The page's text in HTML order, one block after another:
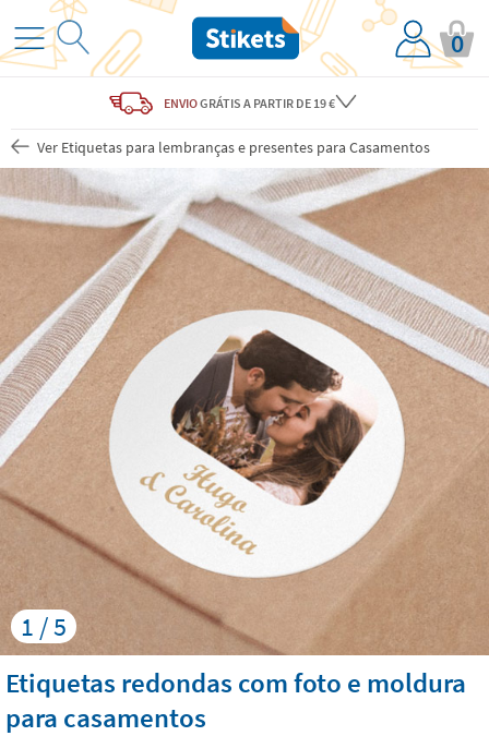
0
ENVIOGRÁTIS A PARTIR DE 19 €
Ver Etiquetas para lembranças e presentes para Casamentos
1 / 5
Etiquetas redondas com foto e moldura
para casamentos